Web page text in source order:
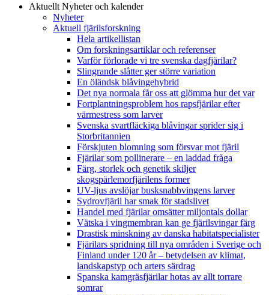
Aktuellt Nyheter och kalender
Nyheter
Aktuell fjärilsforskning
Hela artikellistan
Om forskningsartiklar och referenser
Varför förlorade vi tre svenska dagfjärilar?
Slingrande slåtter ger större variation
En öländsk blåvingehybrid
Det nya normala får oss att glömma hur det var
Fortplantningsproblem hos rapsfjärilar efter
värmestress som larver
Svenska svartfläckiga blåvingar sprider sig i
Storbritannien
Förskjuten blomning som försvar mot fjäril
Fjärilar som pollinerare – en laddad fråga
Färg, storlek och genetik skiljer
skogspärlemorfjärilens former
UV-ljus avslöjar busksnabbvingens larver
Sydrovfjäril har smak för stadslivet
Handel med fjärilar omsätter miljontals dollar
Vätska i vingmembran kan ge fjärilsvingar färg
Drastisk minskning av danska habitatspecialister
Fjärilars spridning till nya områden i Sverige och
Finland under 120 år– betydelsen av klimat,
landskapstyp och arters särdrag
Spanska kamgräsfjärilar hotas av allt torrare
somrar